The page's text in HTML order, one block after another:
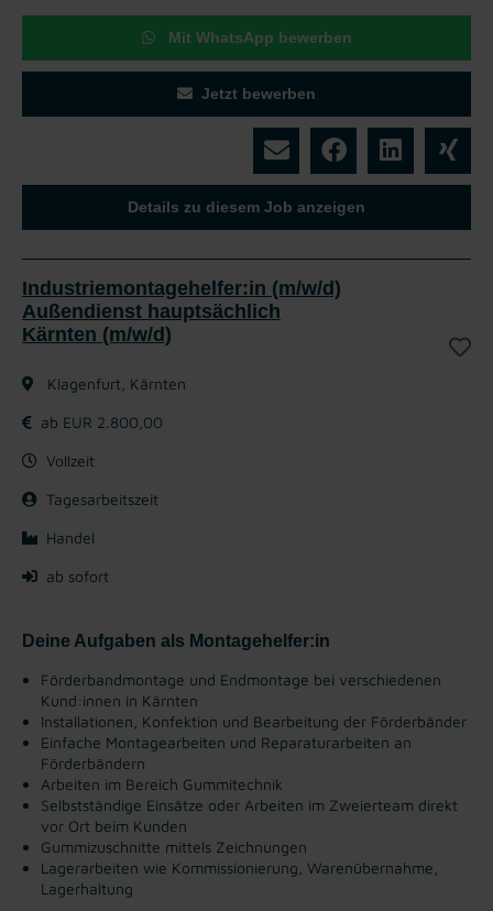
Mit WhatsApp bewerben
Jetzt bewerben
Details zu diesem Job anzeigen
Industriemontagehelfer:in (m/w/d)
Außendienst hauptsächlich
Kärnten (m/w/d)
Klagenfurt, Kärnten
ab EUR 2.800,00
Vollzeit
Tagesarbeitszeit
Handel
ab sofort
Deine Aufgaben als Montagehelfer:in
Förderbandmontage und Endmontage bei verschiedenen
Kund:innen in Kärnten
Installationen, Konfektion und Bearbeitung der Förderbänder
Einfache Montagearbeiten und Reparaturarbeiten an
Förderbändern
Arbeiten im Bereich Gummitechnik
Selbstständige Einsätze oder Arbeiten im Zweierteam direkt
vor Ort beim Kunden
Gummizuschnitte mittels Zeichnungen
Lagerarbeiten wie Kommissionierung, Warenübernahme,
Lagerhaltung